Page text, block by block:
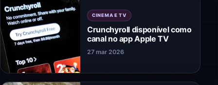
CINEMA E TV
Crunchyroll disponível como
canal no app Apple TV
27 mar 2026